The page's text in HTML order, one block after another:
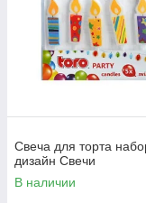
Свеча для торта
дизайн Свечи
В наличии